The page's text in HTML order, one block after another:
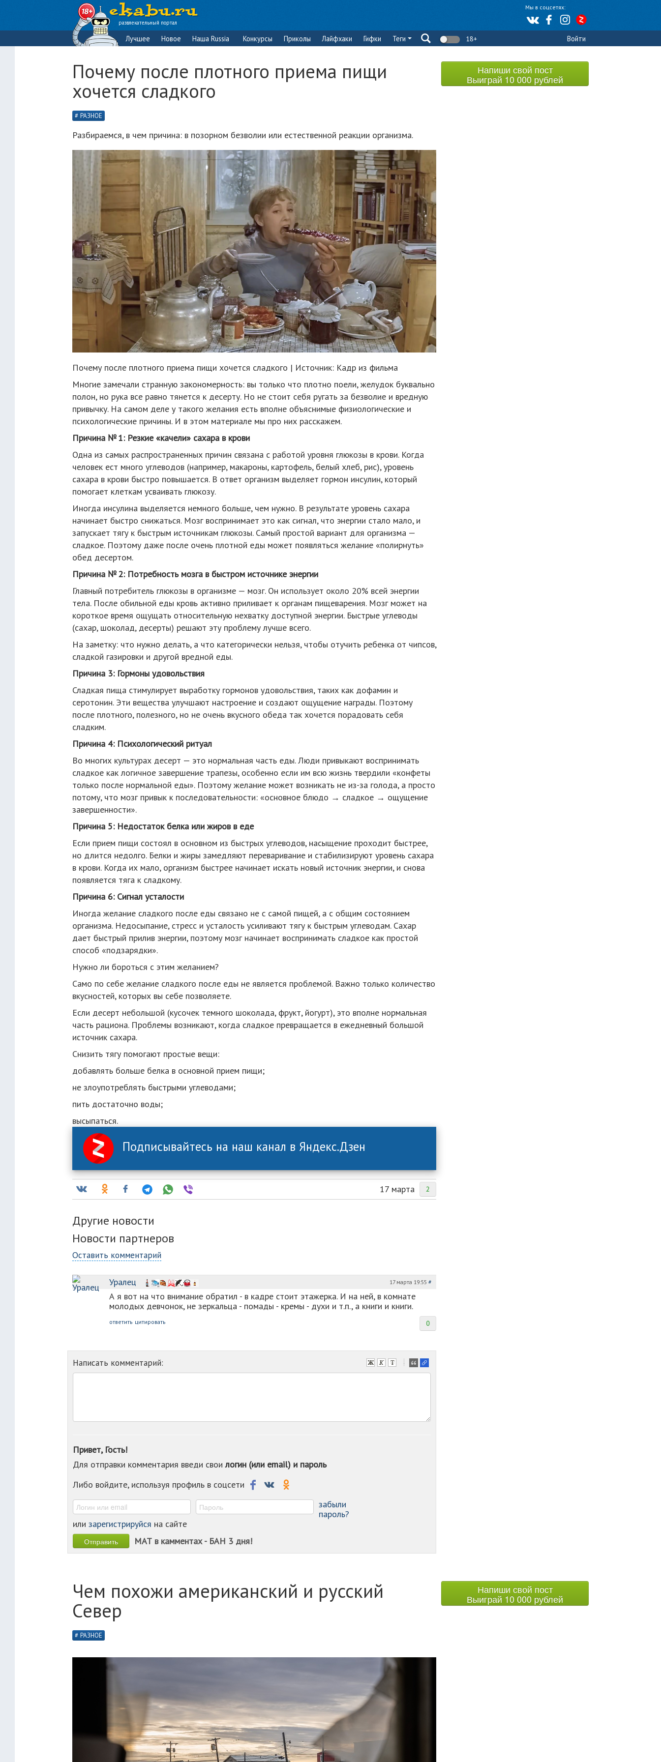
Мы в соцсетях:
развлекательный портал
Лучшее Новое Наша Russia Конкурсы Приколы Лайфхаки Гифки Теги 18+ Войти
Почему после плотного приема пищи
хочется сладкого
РАЗНОЕ
Разбираемся, в чем причина: в позорном безволии или естественной реакции организма.
Почему после плотного приема пищи хочется сладкого | Источник: Кадр из фильма
Многие замечали странную закономерность: вы только что плотно поели, желудок буквально
полон, но рука все равно тянется к десерту. Но не стоит себя ругать за безволие и вредную
привычку. На самом деле у такого желания есть вполне объяснимые физиологические и
психологические причины. И в этом материале мы про них расскажем.
Причина № 1: Резкие «качели» сахара в крови
Одна из самых распространенных причин связана с работой уровня глюкозы в крови. Когда
человек ест много углеводов (например, макароны, картофель, белый хлеб, рис), уровень
сахара в крови быстро повышается. В ответ организм выделяет гормон инсулин, который
помогает клеткам усваивать глюкозу.
Иногда инсулина выделяется немного больше, чем нужно. В результате уровень сахара
начинает быстро снижаться. Мозг воспринимает это как сигнал, что энергии стало мало, и
запускает тягу к быстрым источникам глюкозы. Самый простой вариант для организма —
сладкое. Поэтому даже после очень плотной еды может появляться желание «полирнуть»
обед десертом.
Причина № 2: Потребность мозга в быстром источнике энергии
Главный потребитель глюкозы в организме — мозг. Он использует около 20% всей энергии
тела. После обильной еды кровь активно приливает к органам пищеварения. Мозг может на
короткое время ощущать относительную нехватку доступной энергии. Быстрые углеводы
(сахар, шоколад, десерты) решают эту проблему лучше всего.
На заметку: что нужно делать, а что категорически нельзя, чтобы отучить ребенка от чипсов,
сладкой газировки и другой вредной еды.
Причина 3: Гормоны удовольствия
Сладкая пища стимулирует выработку гормонов удовольствия, таких как дофамин и
серотонин. Эти вещества улучшают настроение и создают ощущение награды. Поэтому
после плотного, полезного, но не очень вкусного обеда так хочется порадовать себя
сладким.
Причина 4: Психологический ритуал
Во многих культурах десерт — это нормальная часть еды. Люди привыкают воспринимать
сладкое как логичное завершение трапезы, особенно если им всю жизнь твердили «конфеты
только после нормальной еды». Поэтому желание может возникать не из-за голода, а просто
потому, что мозг привык к последовательности: «основное блюдо → сладкое → ощущение
завершенности».
Причина 5: Недостаток белка или жиров в еде
Если прием пищи состоял в основном из быстрых углеводов, насыщение проходит быстрее,
но длится недолго. Белки и жиры замедляют переваривание и стабилизируют уровень сахара
в крови. Когда их мало, организм быстрее начинает искать новый источник энергии, и снова
появляется тяга к сладкому.
Причина 6: Сигнал усталости
Иногда желание сладкого после еды связано не с самой пищей, а с общим состоянием
организма. Недосыпание, стресс и усталость усиливают тягу к быстрым углеводам. Сахар
дает быстрый прилив энергии, поэтому мозг начинает воспринимать сладкое как простой
способ «подзарядки».
Нужно ли бороться с этим желанием?
Само по себе желание сладкого после еды не является проблемой. Важно только количество
вкусностей, которых вы себе позволяете.
Если десерт небольшой (кусочек темного шоколада, фрукт, йогурт), это вполне нормальная
часть рациона. Проблемы возникают, когда сладкое превращается в ежедневный большой
источник сахара.
Снизить тягу помогают простые вещи:
добавлять больше белка в основной прием пищи;
не злоупотреблять быстрыми углеводами;
пить достаточно воды;
высыпаться.
Подписывайтесь на наш канал в Яндекс.Дзен
2
17 марта
Другие новости
Новости партнеров
Оставить комментарий
Уралец 17 марта 19:55 #
А я вот на что внимание обратил - в кадре стоит этажерка. И на ней, в комнате
молодых девчонок, не зеркальца - помады - кремы - духи и т.п., а книги и книги.
0
ответить цитировать
Написать комментарий:
-
-
-
Привет, Гость!
Для отправки комментария введи своилогин (или email) и пароль
Либо войдите, используя профиль в соцсети
забыли
пароль?
или зарегистрируйся на сайте
МАТ в камментах - БАН 3 дня!
Напиши свой пост
Выиграй 10 000 рублей
Чем похожи американский и русский
Север
РАЗНОЕ
Напиши свой пост
Выиграй 10 000 рублей